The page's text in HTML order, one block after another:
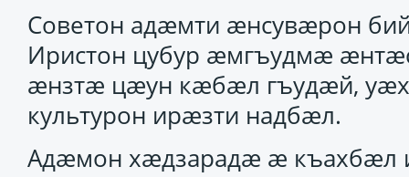
Советон адӕмти ӕнсувӕрон
Иристон цубур ӕмгъудмӕ
ӕнзтӕ цӕун кӕбӕл гъудӕй,
культурон ирӕзти надбӕл.
Адӕмон хӕдзарадӕ ӕ къахбӕл